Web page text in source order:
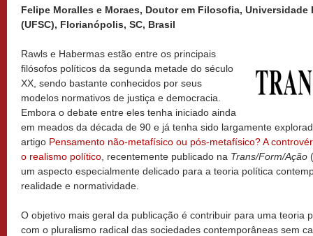
Felipe Moralles e Moraes, Doutor em Filosofia, Universidade
(UFSC), Florianópolis, SC, Brasil
Rawls e Habermas estão entre os principais
filósofos políticos da segunda metade do século
XX, sendo bastante conhecidos por seus
modelos normativos de justiça e democracia.
Embora o debate entre eles tenha iniciado ainda
em meados da década de 90 e já tenha sido largamente
artigo Pensamento não-metafísico ou pós-metafísico? A
o realismo político , recentemente publicado na Trans/Form/Ação
um aspecto especialmente delicado para a teoria política
realidade e normatividade.
O objetivo mais geral da publicação é contribuir para uma teoria
com o pluralismo radical das sociedades contemporâneas sem